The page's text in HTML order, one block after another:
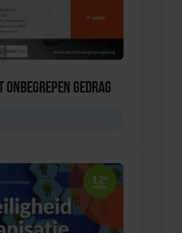
onbegrepen gedrag